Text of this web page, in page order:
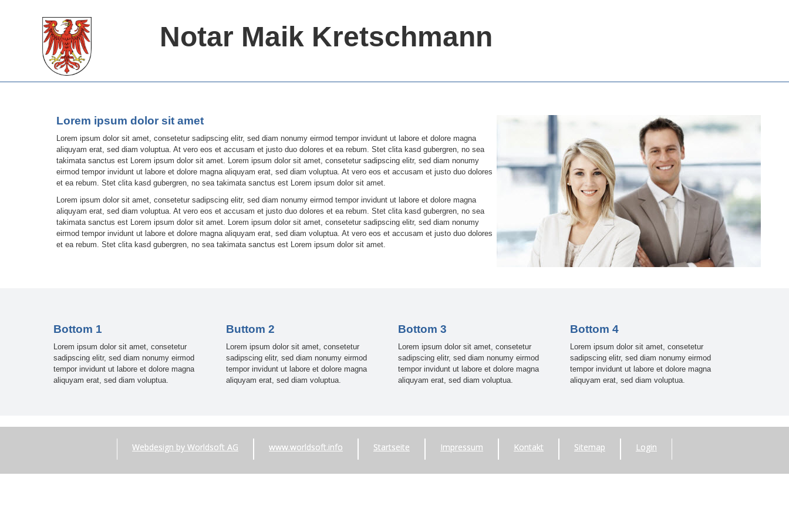
Notar Maik Kretschmann
Lorem ipsum dolor sit amet
Lorem ipsum dolor sit amet, consetetur sadipscing elitr, sed diam nonumy eirmod tempor invidunt ut labore et dolore magna
aliquyam erat, sed diam voluptua. At vero eos et accusam et justo duo dolores et ea rebum. Stet clita kasd gubergren, no sea
takimata sanctus est Lorem ipsum dolor sit amet. Lorem ipsum dolor sit amet, consetetur sadipscing elitr, sed diam nonumy
eirmod tempor invidunt ut labore et dolore magna aliquyam erat, sed diam voluptua. At vero eos et accusam et justo duo dolores
et ea rebum. Stet clita kasd gubergren, no sea takimata sanctus est Lorem ipsum dolor sit amet.
Lorem ipsum dolor sit amet, consetetur sadipscing elitr, sed diam nonumy eirmod tempor invidunt ut labore et dolore magna
aliquyam erat, sed diam voluptua. At vero eos et accusam et justo duo dolores et ea rebum. Stet clita kasd gubergren, no sea
takimata sanctus est Lorem ipsum dolor sit amet. Lorem ipsum dolor sit amet, consetetur sadipscing elitr, sed diam nonumy
eirmod tempor invidunt ut labore et dolore magna aliquyam erat, sed diam voluptua. At vero eos et accusam et justo duo dolores
et ea rebum. Stet clita kasd gubergren, no sea takimata sanctus est Lorem ipsum dolor sit amet.
Bottom 1
Lorem ipsum dolor sit amet, consetetur
sadipscing elitr, sed diam nonumy eirmod
tempor invidunt ut labore et dolore magna
aliquyam erat, sed diam voluptua.
Buttom 2
Lorem ipsum dolor sit amet, consetetur
sadipscing elitr, sed diam nonumy eirmod
tempor invidunt ut labore et dolore magna
aliquyam erat, sed diam voluptua.
Bottom 3
Lorem ipsum dolor sit amet, consetetur
sadipscing elitr, sed diam nonumy eirmod
tempor invidunt ut labore et dolore magna
aliquyam erat, sed diam voluptua.
Bottom 4
Lorem ipsum dolor sit amet, consetetur
sadipscing elitr, sed diam nonumy eirmod
tempor invidunt ut labore et dolore magna
aliquyam erat, sed diam voluptua.
Webdesign by Worldsoft AG www.worldsoft.info Startseite Impressum Kontakt Sitemap Login